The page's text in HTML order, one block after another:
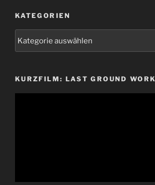
KATEGORIEN
KURZFILM: LAST GROUND WORK